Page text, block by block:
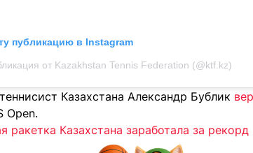
публикацию в Instagram
от Kazakhstan Tennis Federation (@ktf.kz)
Казахстана Александр Бублик
Open.
ракетка Казахстана заработала за рекорд